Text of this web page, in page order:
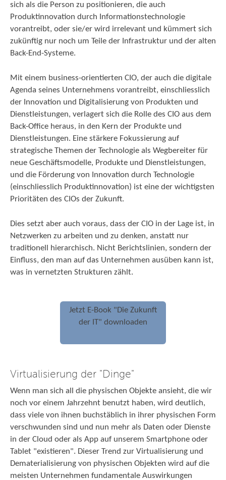
sich als die Person zu positionieren, die auch
Produktinnovation durch Informationstechnologie
vorantreibt, oder sie/er wird irrelevant und kümmert sich
zukünftig nur noch um Teile der Infrastruktur und der alten
Back-End-Systeme.
Mit einem business-orientierten CIO, der auch die digitale
Agenda seines Unternehmens vorantreibt, einschliesslich
der Innovation und Digitalisierung von Produkten und
Dienstleistungen, verlagert sich die Rolle des CIO aus dem
Back-Office heraus, in den Kern der Produkte und
Dienstleistungen. Eine stärkere Fokussierung auf
strategische Themen der Technologie als Wegbereiter für
neue Geschäftsmodelle, Produkte und Dienstleistungen,
und die Förderung von Innovation durch Technologie
(einschliesslich Produktinnovation) ist eine der wichtigsten
Prioritäten des CIOs der Zukunft.
Dies setzt aber auch voraus, dass der CIO in der Lage ist, in
Netzwerken zu arbeiten und zu denken, anstatt nur
traditionell hierarchisch. Nicht Berichtslinien, sondern der
Einfluss, den man auf das Unternehmen ausüben kann ist,
was in vernetzten Strukturen zählt.
Jetzt E-Book "Die Zukunft
der IT" downloaden
Virtualisierung der "Dinge"
Wenn man sich all die physischen Objekte ansieht, die wir
noch vor einem Jahrzehnt benutzt haben, wird deutlich,
dass viele von ihnen buchstäblich in ihrer physischen Form
verschwunden sind und nun mehr als Daten oder Dienste
in der Cloud oder als App auf unserem Smartphone oder
Tablet "existieren". Dieser Trend zur Virtualisierung und
Dematerialisierung von physischen Objekten wird auf die
meisten Unternehmen fundamentale Auswirkungen